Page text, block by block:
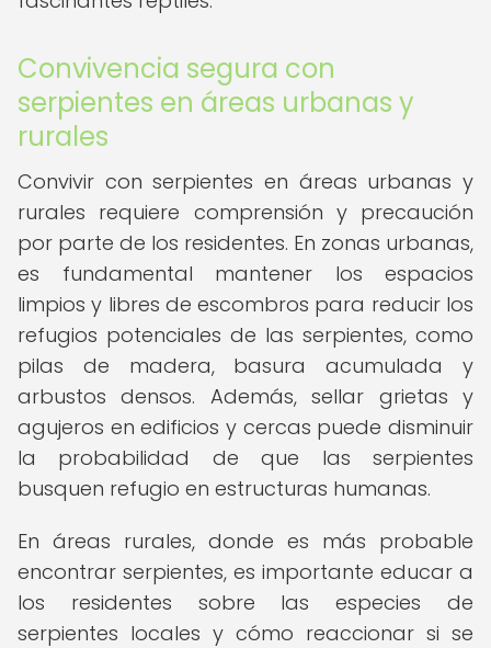
Convivencia segura con
serpientes en áreas urbanas y
rurales
Convivir con serpientes en áreas urbanas y
rurales requiere comprensión y precaución
por parte de los residentes. En zonas urbanas,
es fundamental mantener los espacios
limpios y libres de escombros para reducir los
refugios potenciales de las serpientes, como
pilas de madera, basura acumulada y
arbustos densos. Además, sellar grietas y
agujeros en edificios y cercas puede disminuir
la probabilidad de que las serpientes
busquen refugio en estructuras humanas.
En áreas rurales, donde es más probable
encontrar serpientes, es importante educar a
los residentes sobre las especies de
serpientes locales y cómo reaccionar si se